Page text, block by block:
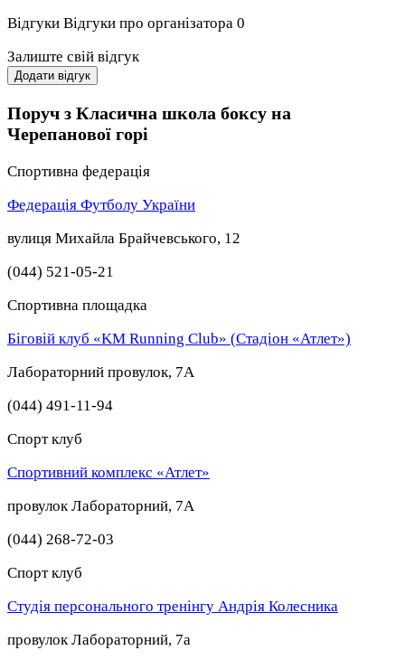
Відгуки Відгуки про організатора 0
Залиште свій відгук
Додати відгук
Поруч з Класична школа боксу на
Черепанової горі
Спортивна федерація
Федерація Футболу України
вулиця Михайла Брайчевського, 12
(044) 521-05-21
Спортивна площадка
Біговій клуб «KM Running Club» (Стадіон «Атлет»)
Лабораторний провулок, 7А
(044) 491-11-94
Спорт клуб
Спортивний комплекс «Атлет»
провулок Лабораторний, 7А
(044) 268-72-03
Спорт клуб
Студія персонального тренінгу Андрія Колесника
провулок Лабораторний, 7а